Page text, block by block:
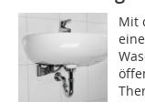
Mit